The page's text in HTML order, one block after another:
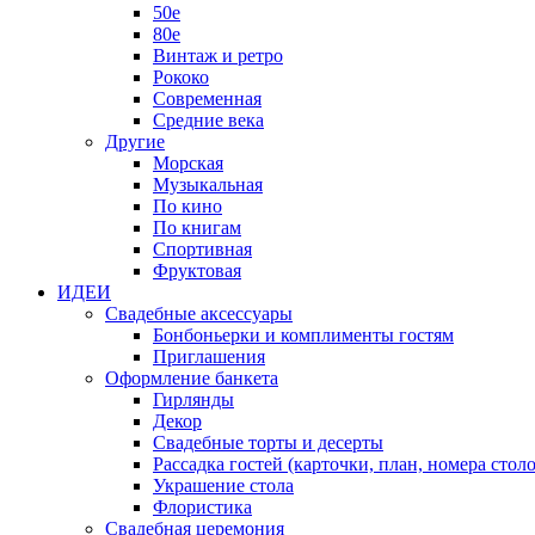
50е
80е
Винтаж и ретро
Рококо
Современная
Средние века
Другие
Морская
Музыкальная
По кино
По книгам
Спортивная
Фруктовая
ИДЕИ
Свадебные аксессуары
Бонбоньерки и комплименты гостям
Приглашения
Оформление банкета
Гирлянды
Декор
Свадебные торты и десерты
Рассадка гостей (карточки, план, номера
Украшение стола
Флористика
Свадебная церемония